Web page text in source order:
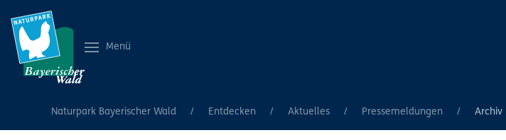
Menü
Naturpark Bayerischer Wald Entdecken Aktuelles Pressemeldungen Archiv